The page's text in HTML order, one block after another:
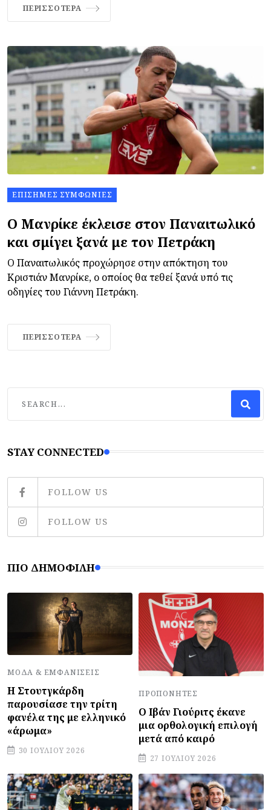
ΠΕΡΙΣΣΌΤΕΡΑ
ΕΠΊΣΗΜΕΣ ΣΥΜΦΩΝΊΕΣ
Ο Μανρίκε έκλεισε στον Παναιτωλικό
και σμίγει ξανά με τον Πετράκη
Ο Παναιτωλικός προχώρησε στην απόκτηση του
Κριστιάν Μανρίκε, ο οποίος θα τεθεί ξανά υπό τις
οδηγίες του Γιάννη Πετράκη.
ΠΕΡΙΣΣΌΤΕΡΑ
STAY CONNECTED
FOLLOW US
FOLLOW US
ΠΙΟ ΔΗΜΟΦΙΛΉ
ΜΌΔΑ & ΕΜΦΑΝΊΣΕΙΣ
Η Στουτγκάρδη
παρουσίασε την τρίτη
φανέλα της με ελληνικό
«άρωμα»
30 ΙΟΥΛΊΟΥ 2026
ΠΡΟΠΟΝΗΤΈΣ
Ο Ιβάν Γιούριτς έκανε
μια ορθολογική επιλογή
μετά από καιρό
27 ΙΟΥΛΊΟΥ 2026